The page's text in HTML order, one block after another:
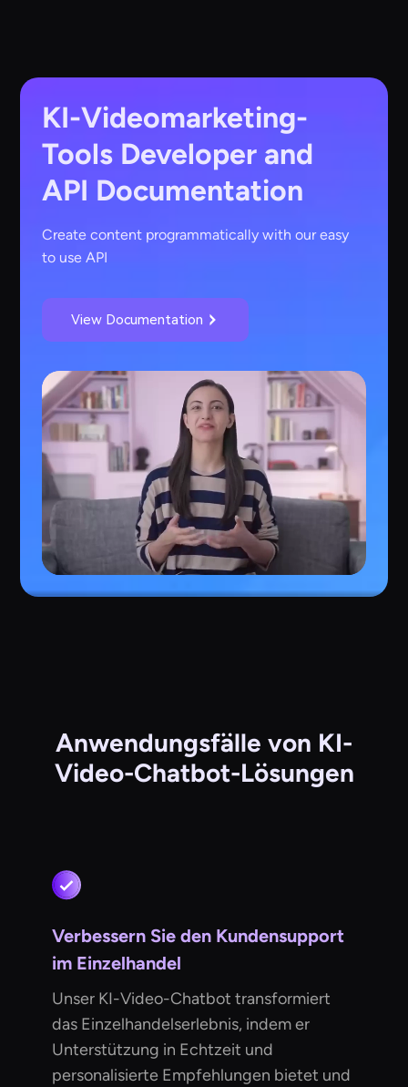
KI-Videomarketing-
Tools Developer and
API Documentation
Create content programmatically with our easy
to use API
View Documentation
Anwendungsfälle von KI-
Video-Chatbot-Lösungen
Verbessern Sie den Kundensupport
im Einzelhandel
Unser KI-Video-Chatbot transformiert
das Einzelhandelserlebnis, indem er
Unterstützung in Echtzeit und
personalisierte Empfehlungen bietet und